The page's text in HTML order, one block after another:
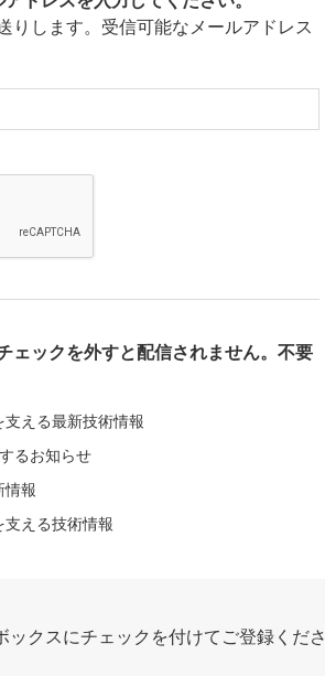
りします。受信可能なメールアドレス
ェックを外すと配信されません。不要
える最新技術情報
るお知らせ
情報
える技術情報
クスにチェックを付けてご登録くださ